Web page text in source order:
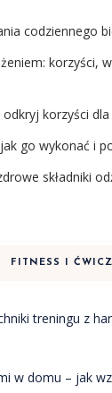
codziennego
korzyści,
korzyści
go wykonać i
składniki
FITNESS I
treningu z
w domu – jak